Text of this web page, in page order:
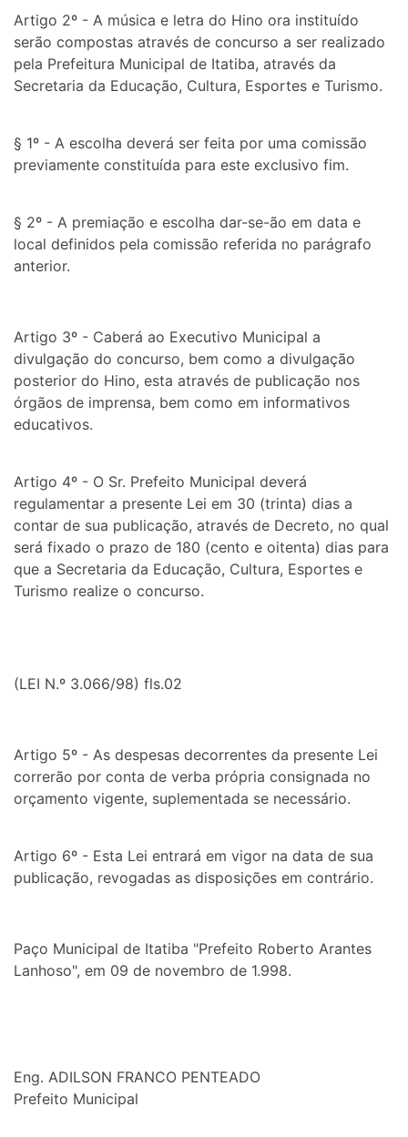
Artigo 2º - A música e letra do Hino ora instituído
serão compostas através de concurso a ser realizado
pela Prefeitura Municipal de Itatiba, através da
Secretaria da Educação, Cultura, Esportes e Turismo.
§ 1º - A escolha deverá ser feita por uma comissão
previamente constituída para este exclusivo fim.
§ 2º - A premiação e escolha dar-se-ão em data e
local definidos pela comissão referida no parágrafo
anterior.
Artigo 3º - Caberá ao Executivo Municipal a
divulgação do concurso, bem como a divulgação
posterior do Hino, esta através de publicação nos
órgãos de imprensa, bem como em informativos
educativos.
Artigo 4º - O Sr. Prefeito Municipal deverá
regulamentar a presente Lei em 30 (trinta) dias a
contar de sua publicação, através de Decreto, no qual
será fixado o prazo de 180 (cento e oitenta) dias para
que a Secretaria da Educação, Cultura, Esportes e
Turismo realize o concurso.
(LEI N.º 3.066/98) fls.02
Artigo 5º - As despesas decorrentes da presente Lei
correrão por conta de verba própria consignada no
orçamento vigente, suplementada se necessário.
Artigo 6º - Esta Lei entrará em vigor na data de sua
publicação, revogadas as disposições em contrário.
Paço Municipal de Itatiba "Prefeito Roberto Arantes
Lanhoso", em 09 de novembro de 1.998.
Eng. ADILSON FRANCO PENTEADO
Prefeito Municipal